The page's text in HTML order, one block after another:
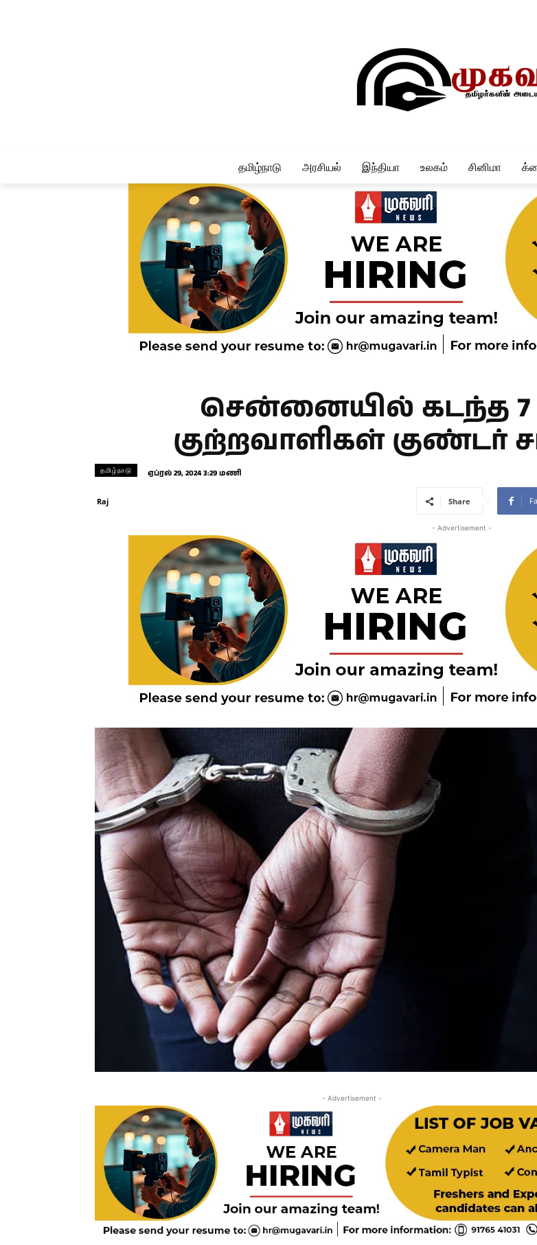
தமிழ்நாடு அரசியல் இந்தியா உலகம் சினிமா
சென்னையில் கடந்த 7
குற்றவாளிகள் குண்டர்
தமிழ்நாடு ஏப்ரல் 29, 2024 3:29 மணி
Raj Share
- Advertisement -
- Advertisement -